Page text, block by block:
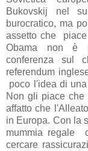
Bukovskij nel
burocratico, ma
assetto che piace
Obama non è
conferenza sul
referendum
poco l'idea di
Non gli piace
affatto che
in Europa. Con la
mummia regale
cercare